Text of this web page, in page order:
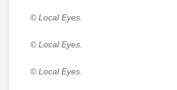
© Local Eyes.
© Local Eyes.
© Local Eyes.